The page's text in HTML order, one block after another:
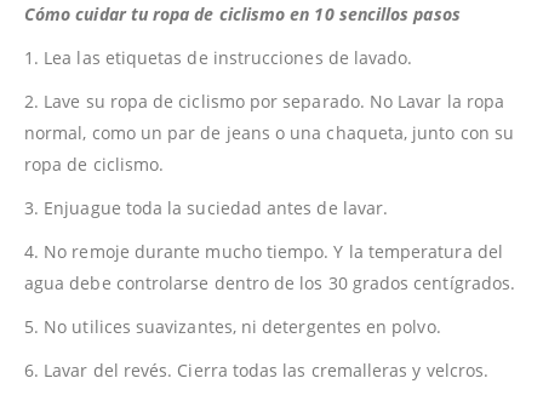
Cómo cuidar tu ropa de ciclismo en 10 sencillos pasos
1. Lea las etiquetas de instrucciones de lavado.
2. Lave su ropa de ciclismo por separado. No Lavar la ropa
normal, como un par de jeans o una chaqueta, junto con su
ropa de ciclismo.
3. Enjuague toda la suciedad antes de lavar.
4. No remoje durante mucho tiempo. Y la temperatura del
agua debe controlarse dentro de los 30 grados centígrados.
5. No utilices suavizantes, ni detergentes en polvo.
6. Lavar del revés. Cierra todas las cremalleras y velcros.